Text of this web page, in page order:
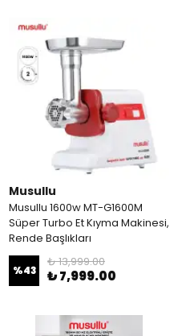
Musullu
Musullu 1600w MT-G1600M
Süper Turbo Et Kıyma Makinesi,
Rende Başlıkları
%43
₺ 13,999.00
₺ 7,999.00